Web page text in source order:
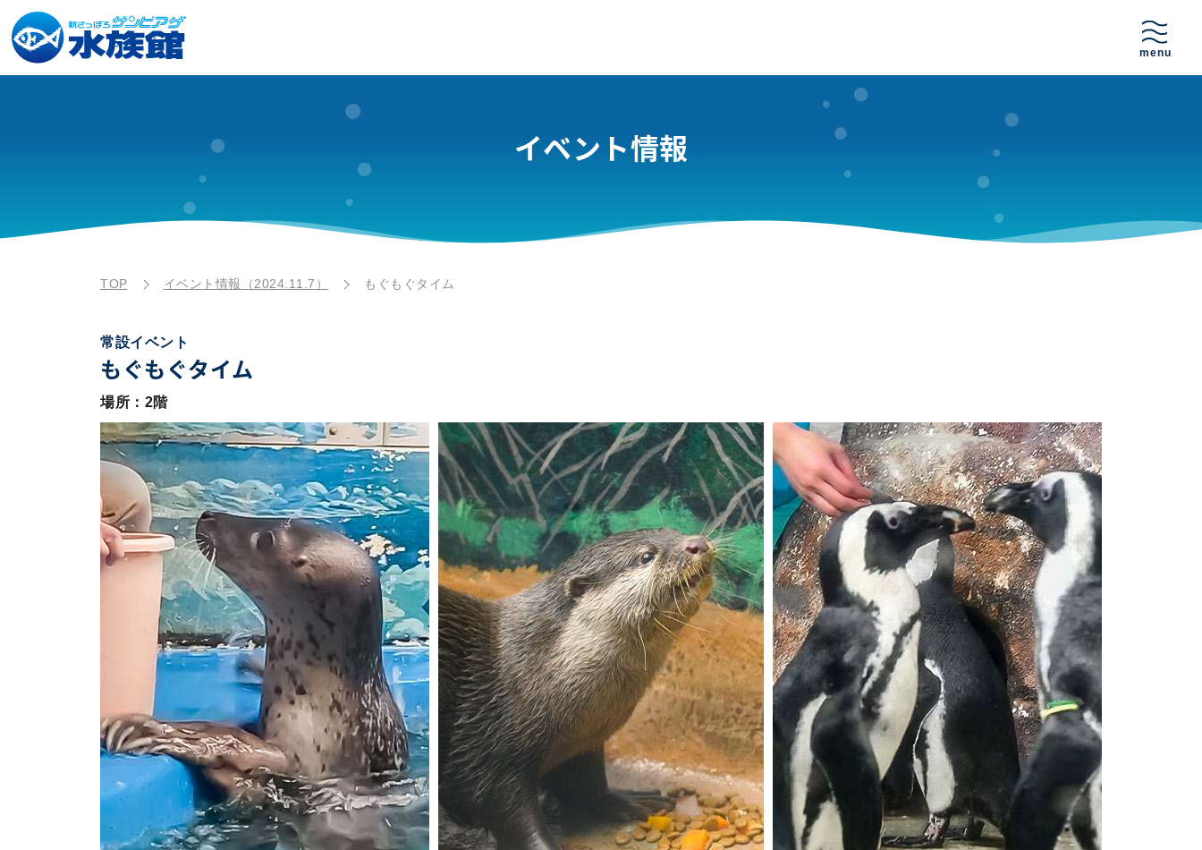
イベント情報
TOP イベント情報（2024.11.7） もぐもぐタイム
常設イベント
もぐもぐタイム
場所：2階